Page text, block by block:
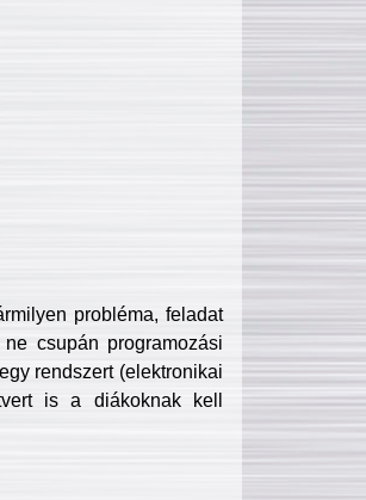
probléma, feladat
csupán programozási
rendszert (elektronikai
is a diákoknak kell